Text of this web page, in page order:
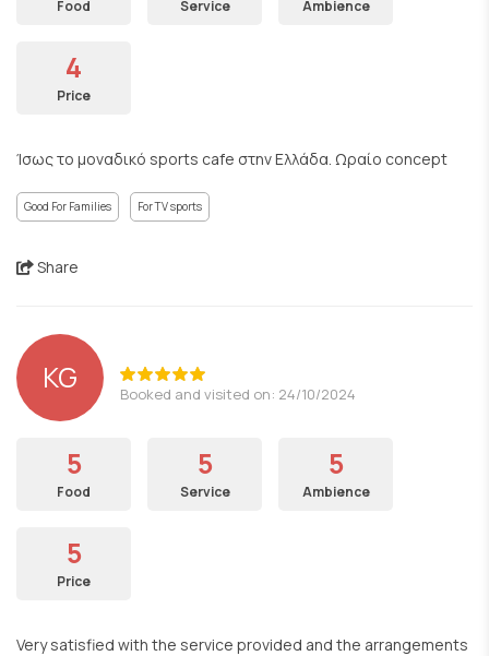
Food Service Ambience
4
Price
Ίσως το μοναδικό sports cafe στην Ελλάδα. Ωραίο concept
Good For Families For TV sports
Share
KG Booked and visited on: 24/10/2024
5
Food
5
Service
5
Ambience
5
Price
Very satisfied with the service provided and the arrangements